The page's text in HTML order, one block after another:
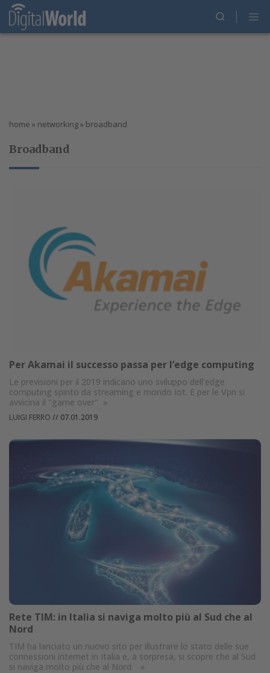
home » networking» broadband
Broadband
Per Akamai il successo passa per l’edge computing
Le previsioni per il 2019 indicano uno sviluppo dell’edge
computing spinto da streaming e mondo Iot. E per le Vpn si
avvicina il "game over" »
LUIGI FERRO // 07.01.2019
Rete TIM: in Italia si naviga molto più al Sud che al
Nord
TIM ha lanciato un nuovo sito per illustrare lo stato delle sue
connessioni internet in Italia e, a sorpresa, si scopre che al Sud
si naviga molto più che al Nord.
»